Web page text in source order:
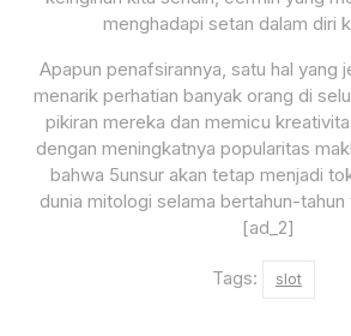
menghadapi setan dalam diri
Apapun penafsirannya, satu hal yang
menarik perhatian banyak orang di
pikiran mereka dan memicu
dengan meningkatnya popularitas
bahwa 5unsur akan tetap menjadi
dunia mitologi selama bertahun-tahun
[ad_2]
Tags: slot